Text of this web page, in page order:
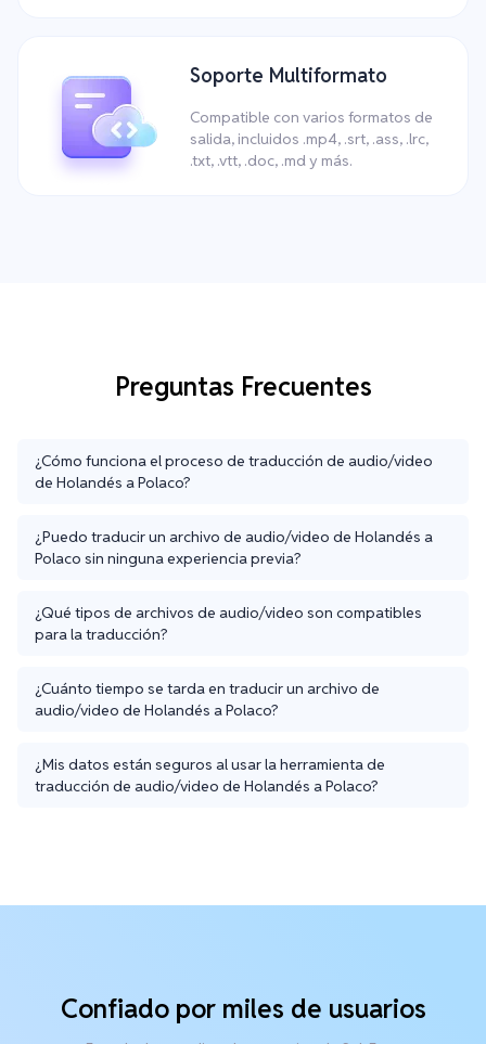
Soporte Multiformato
Compatible con varios formatos de
salida, incluidos .mp4, .srt, .ass, .lrc,
.txt, .vtt, .doc, .md y más.
Preguntas Frecuentes
¿Cómo funciona el proceso de traducción de audio/video
de Holandés a Polaco?
¿Puedo traducir un archivo de audio/video de Holandés a
Polaco sin ninguna experiencia previa?
¿Qué tipos de archivos de audio/video son compatibles
para la traducción?
¿Cuánto tiempo se tarda en traducir un archivo de
audio/video de Holandés a Polaco?
¿Mis datos están seguros al usar la herramienta de
traducción de audio/video de Holandés a Polaco?
Confiado por miles de usuarios